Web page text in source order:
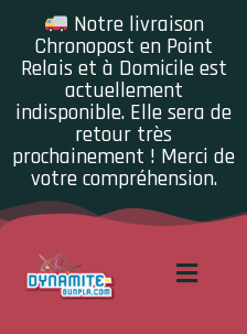
Notre livraison
Chronopost en Point
Relais et à Domicile est
actuellement
indisponible. Elle sera de
retour très
prochainement ! Merci de
votre compréhension.